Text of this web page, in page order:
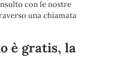
con le nostre
una chiamata
è gratis, la